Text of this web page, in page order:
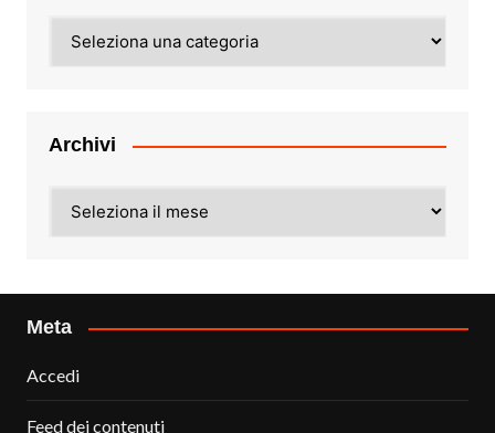
Archivi
Meta
Accedi
Feed dei contenuti